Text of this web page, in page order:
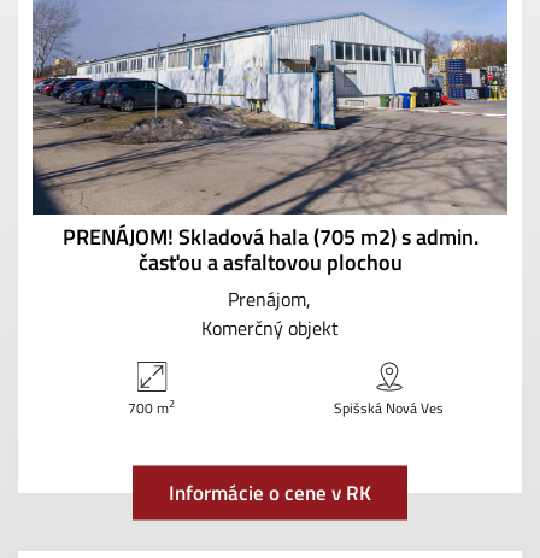
PRENÁJOM! Skladová hala (705 m2) s admin.
časťou a asfaltovou plochou
Prenájom
Komerčný objekt
700 m2 Spišská Nová Ves
Informácie o cene v RK